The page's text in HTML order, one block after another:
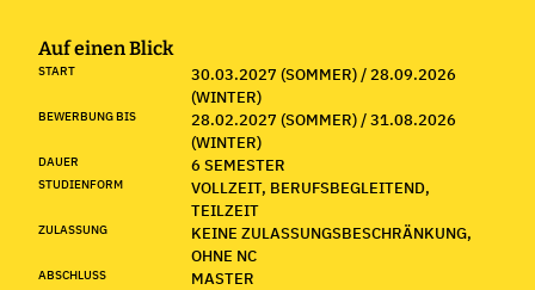
Auf einen Blick
START
30.03.2027 (SOMMER) / 28.09.2026
(WINTER)
BEWERBUNG BIS
28.02.2027 (SOMMER) / 31.08.2026
(WINTER)
DAUER 6 SEMESTER
STUDIENFORM
VOLLZEIT, BERUFSBEGLEITEND,
TEILZEIT
ZULASSUNG
KEINE ZULASSUNGSBESCHRÄNKUNG,
OHNE NC
ABSCHLUSS MASTER